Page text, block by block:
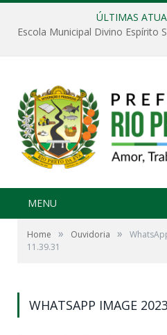
ÚLTIMAS
MENU
Home » Ouvidoria »
11.39.31
WHATSAPP IMAGE